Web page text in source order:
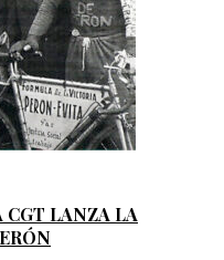
CGT LANZA LA